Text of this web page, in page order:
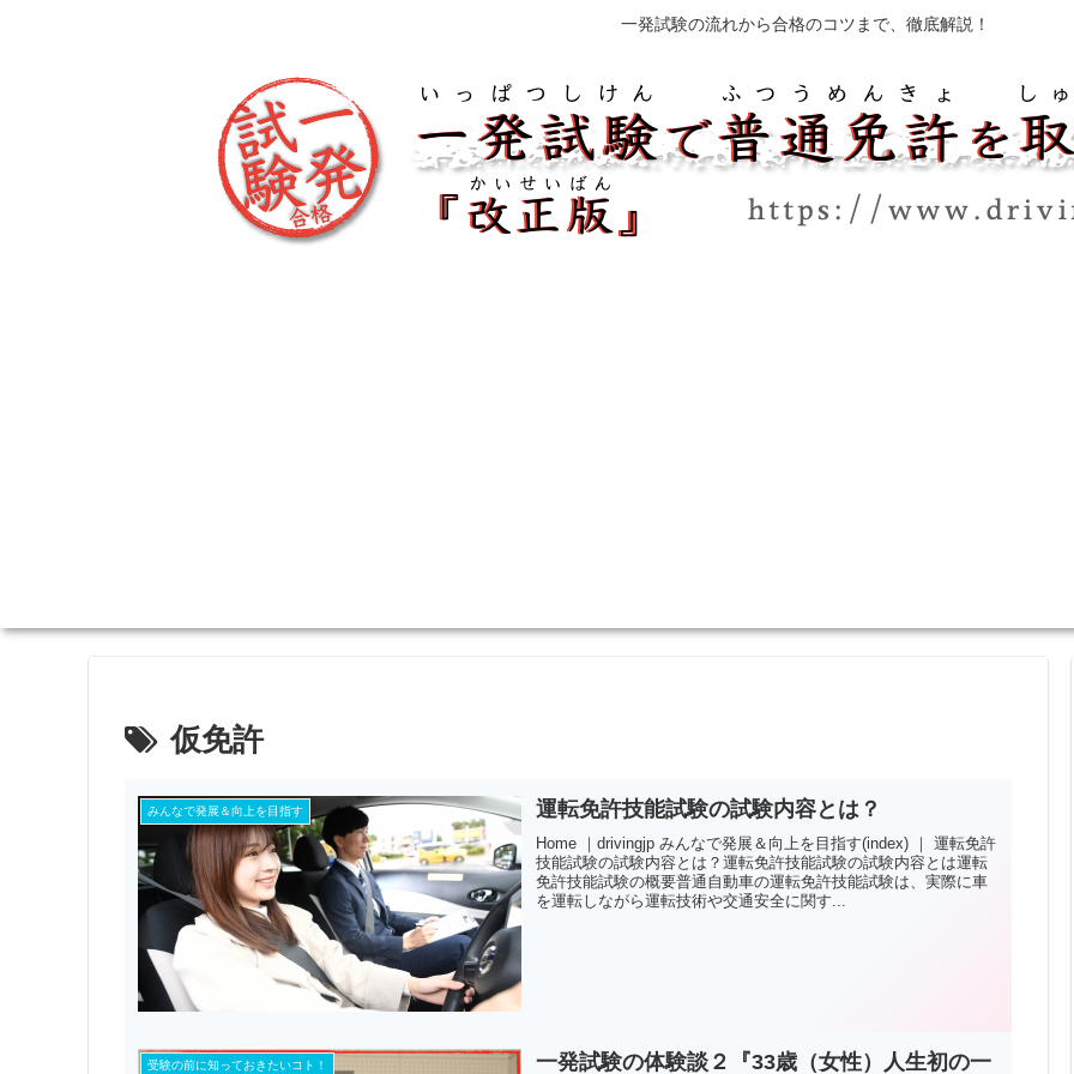
一発試験の流れから合格のコツまで、徹底解説！
仮免許
みんなで発展＆向上を目指す 運転免許技能試験の試験内容とは？
Home ｜drivingjp みんなで発展＆向上を目指す(index) ｜ 運転免許
技能試験の試験内容とは？運転免許技能試験の試験内容とは運転
免許技能試験の概要普通自動車の運転免許技能試験は、実際に車
を運転しながら運転技術や交通安全に関す...
受験の前に知っておきたいコト！ 一発試験の体験談２『33歳（女性）人生初の一